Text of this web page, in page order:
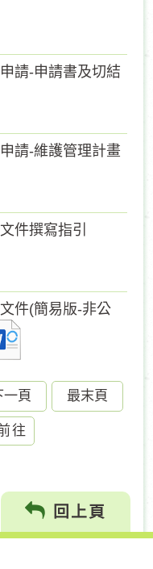
請-申請書及切結
請-維護管理計畫
件撰寫指引
件(簡易版-非公
一頁 最末頁
回上頁